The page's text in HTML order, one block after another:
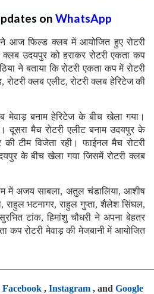
on WhatsApp
ने आज फिल्ड क्लब में आयोजित हुए रोटरी
उदयपुर को हराकर रोटरी एकता कप
ने बताया कि रोटरी एकता कप में रोटरी
रोटरी क्लब एलीट, रोटरी क्लब हेरिटेज की
मेवाड़ बनाम हेरिटेज के बीच खेला गया।
दूसरा मैच रोटरी एलीट बनाम उदयपुर के
टीम विजेता रही। फाईनल मैच रोटरी
के बीच खेला गया जिसमें रोटरी क्लब
में अजय साबला, अतुल चंडालिया, आशीष
राहुल भटनागर, राहुल गुप्ता, शैलेश सिंघल,
टांक, हिमांशु चौधरी ने अपना बेहतर
कप रोटरी मेवाड़ की मेजबानी में आयोजित
Facebook, Instagram, and Google